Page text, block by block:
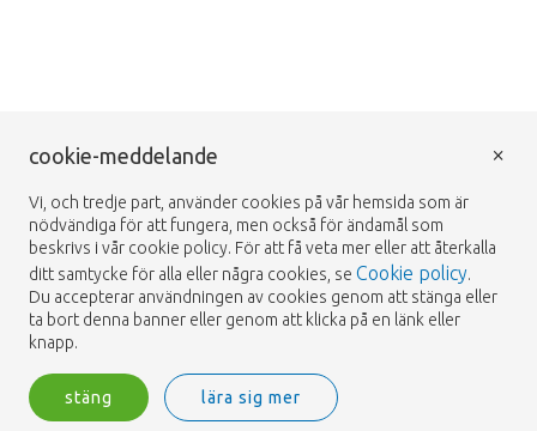
cookie-meddelande
Vi, och tredje part, använder cookies på vår hemsida som är
nödvändiga för att fungera, men också för ändamål som
beskrivs i vår cookie policy. För att få veta mer eller att återkalla
ditt samtycke för alla eller några cookies, se Cookie policy.
Du accepterar användningen av cookies genom att stänga eller
ta bort denna banner eller genom att klicka på en länk eller
knapp.
stäng lära sig mer
×